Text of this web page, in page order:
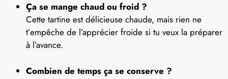
Ça se mange chaud ou froid ?
Cette tartine est délicieuse chaude, mais rien ne
t’empêche de l’apprécier froide si tu veux la préparer
à l’avance.
Combien de temps ça se conserve ?